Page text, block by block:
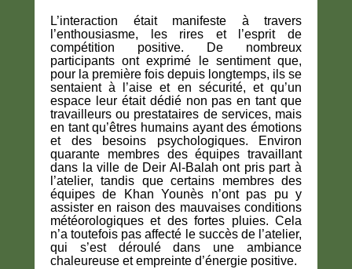
L’interaction était manifeste à travers
l’enthousiasme, les rires et l’esprit de
compétition positive. De nombreux
participants ont exprimé le sentiment que,
pour la première fois depuis longtemps, ils se
sentaient à l’aise et en sécurité, et qu’un
espace leur était dédié non pas en tant que
travailleurs ou prestataires de services, mais
en tant qu’êtres humains ayant des émotions
et des besoins psychologiques. Environ
quarante membres des équipes travaillant
dans la ville de Deir Al-Balah ont pris part à
l’atelier, tandis que certains membres des
équipes de Khan Younès n’ont pas pu y
assister en raison des mauvaises conditions
météorologiques et des fortes pluies. Cela
n’a toutefois pas affecté le succès de l’atelier,
qui s’est déroulé dans une ambiance
chaleureuse et empreinte d’énergie positive.